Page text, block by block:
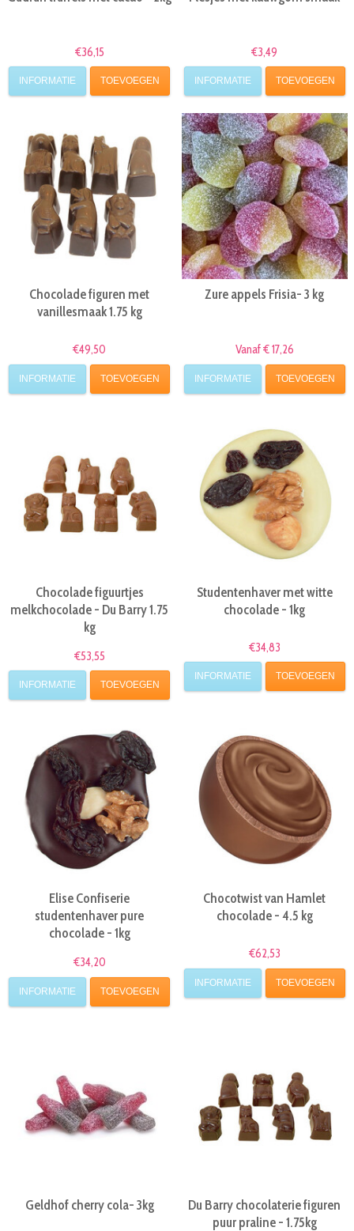
€36,15
INFORMATIE TOEVOEGEN
€3,49
INFORMATIE TOEVOEGEN
Chocolade figuren met
vanillesmaak 1.75 kg
€49,50
INFORMATIE TOEVOEGEN
Zure appels Frisia- 3 kg
Vanaf € 17,26
INFORMATIE TOEVOEGEN
Chocolade figuurtjes
melkchocolade - Du Barry 1.75
kg
€53,55
INFORMATIE TOEVOEGEN
Studentenhaver met witte
chocolade - 1kg
€34,83
INFORMATIE TOEVOEGEN
Elise Confiserie
studentenhaver pure
chocolade - 1kg
€34,20
INFORMATIE TOEVOEGEN
Chocotwist van Hamlet
chocolade - 4.5 kg
€62,53
INFORMATIE TOEVOEGEN
Geldhof cherry cola- 3kg
Du Barry chocolaterie figuren
puur praline - 1.75kg